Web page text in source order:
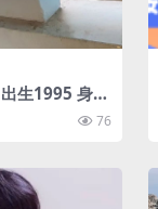
生1995 身高
76